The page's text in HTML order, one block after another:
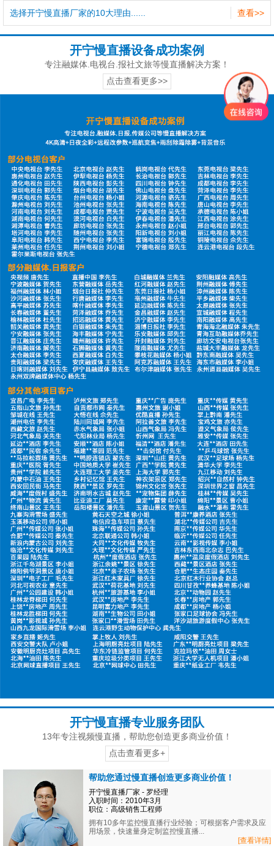
查看>>
选择开宁慢直播厂家的10大理由......
开宁慢直播设备成功案例
专注融媒体.电视台.报社文旅等慢直播解决方案！
点击查看更多>>
开宁慢直播专业服务团队
13年专注视频慢直播，帮助您创造更多商业价值！
点击查看更多+
帮助您通过慢直播创造更多商业价值！
开宁慢直播厂家 - 罗经理
入职时间：2010年3月
职位：高级销售工程师
拥有10多年监控慢直播行业经验；可根据客户需求及应
用场景，快速量身定制监控慢直播...
[查看详情]